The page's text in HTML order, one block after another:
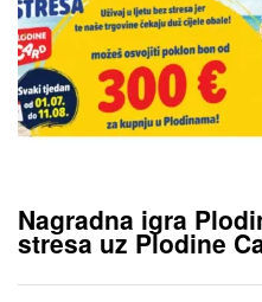
Nagradna igra
stresa uz Plodine